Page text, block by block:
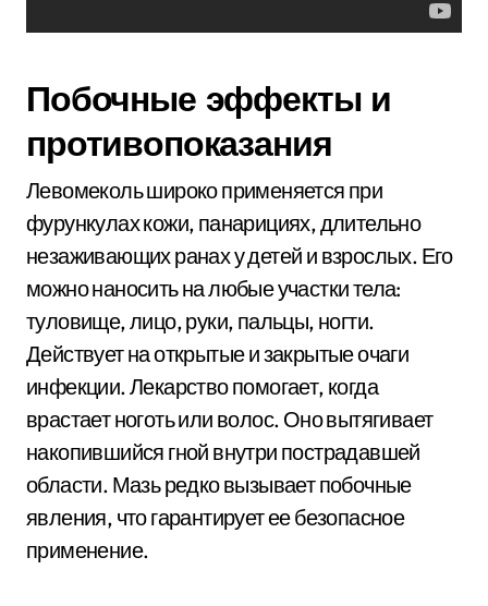
Побочные эффекты и
противопоказания
Левомеколь широко применяется при
фурункулах кожи, панарициях, длительно
незаживающих ранах у детей и взрослых. Его
можно наносить на любые участки тела:
туловище, лицо, руки, пальцы, ногти.
Действует на открытые и закрытые очаги
инфекции. Лекарство помогает, когда
врастает ноготь или волос. Оно вытягивает
накопившийся гной внутри пострадавшей
области. Мазь редко вызывает побочные
явления, что гарантирует ее безопасное
применение.